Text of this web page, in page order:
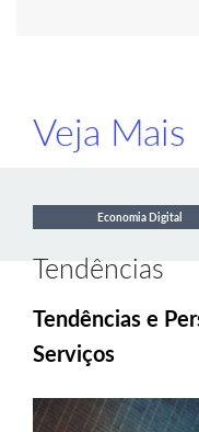
Veja Mais
Economia Digital
Tendências
Tendências e
Serviços